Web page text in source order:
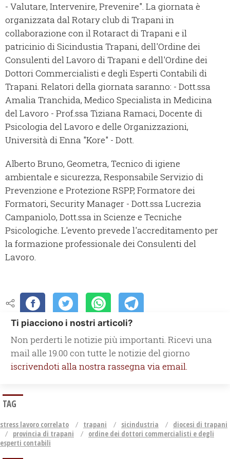
- Valutare, Intervenire, Prevenire". La giornata è
organizzata dal Rotary club di Trapani in
collaborazione con il Rotaract di Trapani e il
patricinio di Sicindustia Trapani, dell'Ordine dei
Consulenti del Lavoro di Trapani e dell'Ordine dei
Dottori Commercialisti e degli Esperti Contabili di
Trapani. Relatori della giornata saranno: - Dott.ssa
Amalia Tranchida, Medico Specialista in Medicina
del Lavoro - Prof.ssa Tiziana Ramaci, Docente di
Psicologia del Lavoro e delle Organizzazioni,
Università di Enna "Kore" - Dott.
Alberto Bruno, Geometra, Tecnico di igiene
ambientale e sicurezza, Responsabile Servizio di
Prevenzione e Protezione RSPP, Formatore dei
Formatori, Security Manager - Dott.ssa Lucrezia
Campaniolo, Dott.ssa in Scienze e Tecniche
Psicologiche. L'evento prevede l'accreditamento per
la formazione professionale dei Consulenti del
Lavoro.
Ti piacciono i nostri articoli?
Non perderti le notizie più importanti. Ricevi una
mail alle 19.00 con tutte le notizie del giorno
iscrivendoti alla nostra rassegna via email.
TAG
stress lavoro correlato trapani sicindustria
diocesi di trapani
provincia di trapani
ordine dei dottori commercialisti e degli
esperti contabili